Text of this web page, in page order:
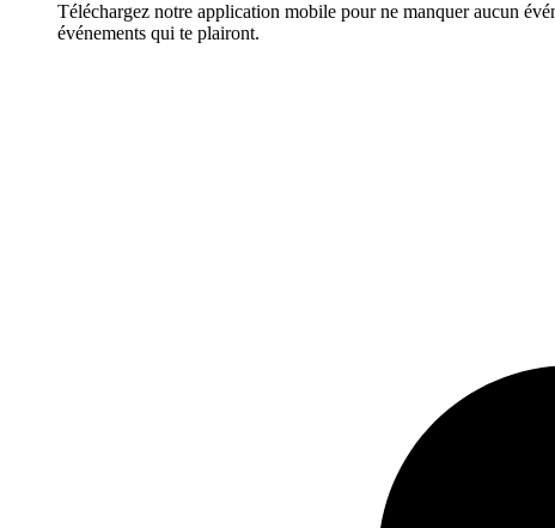
Téléchargez notre application mobile pour ne manquer aucun
événements qui te plairont.